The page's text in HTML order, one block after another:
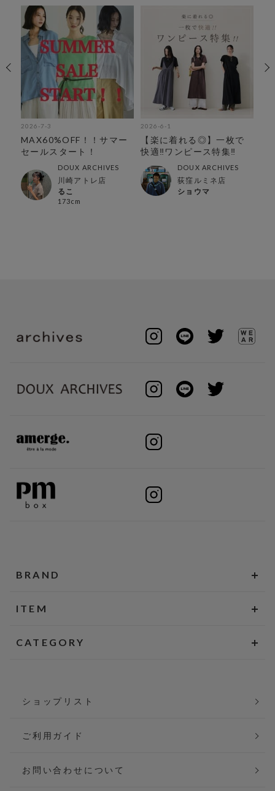
2026-7-3
MAX60%OFF！！サマー
セールスタート！
DOUX ARCHIVES
川崎アトレ店
るこ
173cm
2026-6-1
【楽に着れる◎】一枚で
快適‼︎ワンピース特集‼︎
DOUX ARCHIVES
荻窪ルミネ店
ショウマ
BRAND
ITEM
CATEGORY
ショップリスト
ご利用ガイド
お問い合わせについて